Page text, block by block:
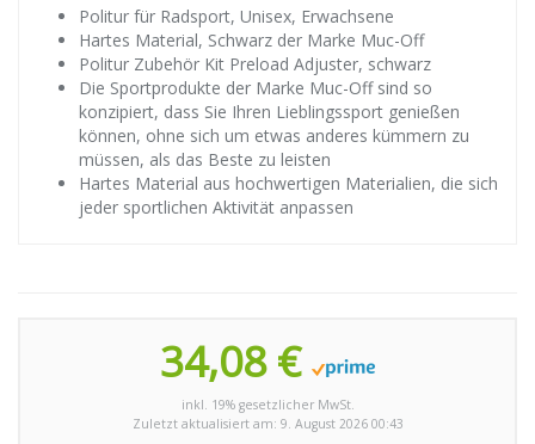
Politur für Radsport, Unisex, Erwachsene
Hartes Material, Schwarz der Marke Muc-Off
Politur Zubehör Kit Preload Adjuster, schwarz
Die Sportprodukte der Marke Muc-Off sind so
konzipiert, dass Sie Ihren Lieblingssport genießen
können, ohne sich um etwas anderes kümmern zu
müssen, als das Beste zu leisten
Hartes Material aus hochwertigen Materialien, die sich
jeder sportlichen Aktivität anpassen
34,08 €
inkl. 19% gesetzlicher MwSt.
Zuletzt aktualisiert am: 9. August 2026 00:43